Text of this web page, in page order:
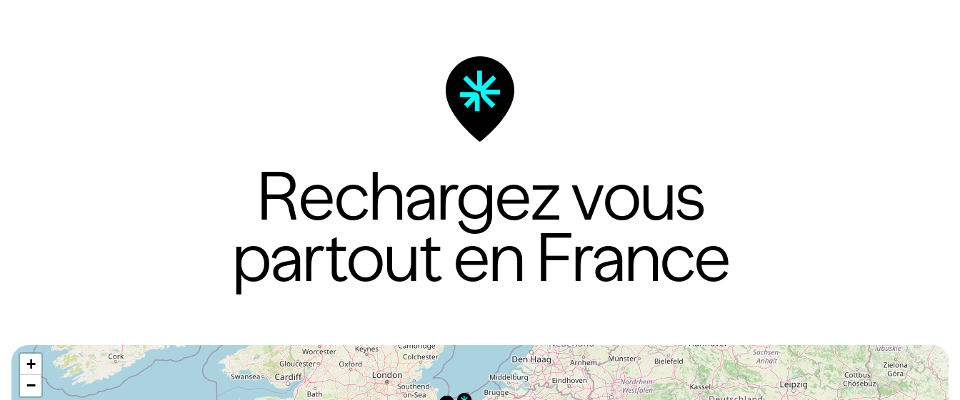
Rechargez vous
partout en France
+
−